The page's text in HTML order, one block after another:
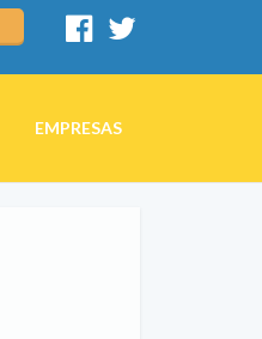
Facebook
EMPRESAS